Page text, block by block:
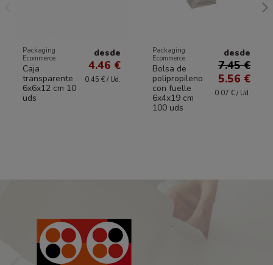
Packaging
Ecommerce
Caja
transparente
6x6x12 cm 10
uds
desde
4.46 €
0.45 € / Ud.
Packaging
Ecommerce
Bolsa de
polipropileno
con fuelle
6x4x19 cm
100 uds
desde
7.45 €
5.56 €
0.07 € / Ud.